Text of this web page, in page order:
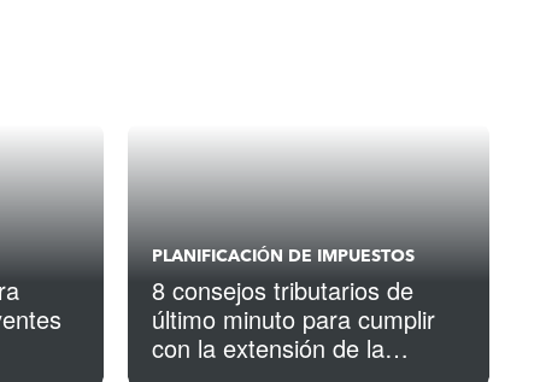
PLANIFICACIÓN DE IMPUESTOS
8 consejos tributarios de
último minuto para cumplir
con la extensión de la